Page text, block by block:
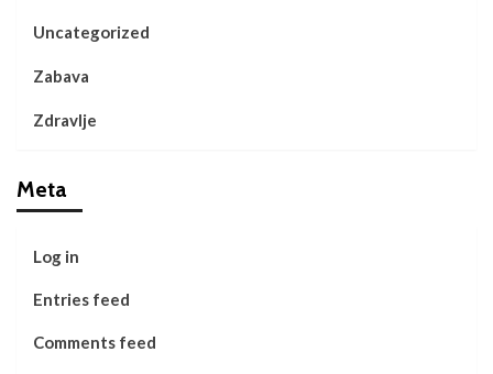
Uncategorized
Zabava
Zdravlje
Meta
Log in
Entries feed
Comments feed